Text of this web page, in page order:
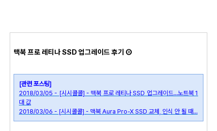
맥북 프로 레티나 SSD 업그레이드 후기 ③
[관련 포스팅]
2018/03/05 - [시시콜콜] - 맥북 프로 레티나 SSD 업그레이드...노트북 1
대 값
2018/03/06 - [시시콜콜] - 맥북 Aura Pro-X SSD 교체, 인식 안 될 때...